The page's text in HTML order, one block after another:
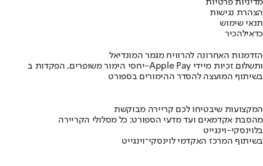
מדיניות פרטיות
הצהרת נגישות
תנאי שימוש
כדאילהכיר
הזדמנות האחרונה להרוויח מגמר המונדיאל
יחסי הימור משופרים, הפקדות ב-Apple Pay ותשלום זכיות מיידי
בשיתוף המועצה להסדר ההימורים בספורט
המקצועות שיבטיחו לכם קריירה מבוקשת
מהסבת אקדמאים ועד מדעי הספורט: כל מסלולי הקריירה
בלוינסקי-וינגייט
בשיתוף המרכז האקדמי לוינסקי־וינגייט